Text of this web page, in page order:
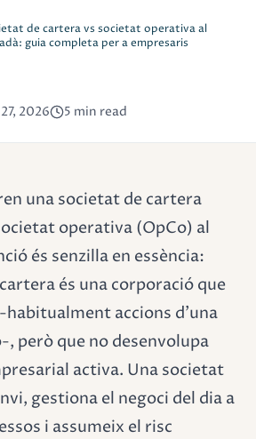
de cartera vs societat operativa al
guia completa per a empresaris
2026 5 min read
una societat de cartera
operativa (OpCo) al
és senzilla en essència:
és una corporació que
habitualment accions d'una
però que no desenvolupa
activa. Una societat
gestiona el negoci del dia a
i assumeix el risc